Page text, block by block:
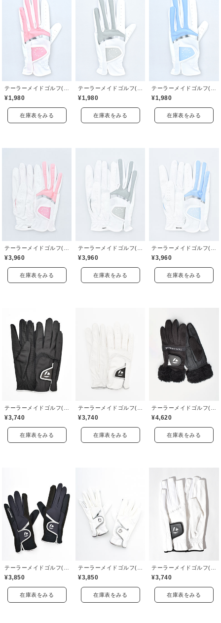
¥1,980
在庫表をみる
¥1,980
在庫表をみる
¥1,980
在庫表をみる
¥3,960
在庫表をみる
¥3,960
在庫表をみる
¥3,960
在庫表をみる
¥3,740
在庫表をみる
¥3,740
在庫表をみる
¥4,620
在庫表をみる
テーラーメイドゴルフ(TaylorMade Golf)
¥3,850
在庫表をみる
テーラーメイドゴルフ(TaylorMade Golf)
¥3,850
在庫表をみる
テーラーメイドゴルフ(TaylorMade Golf)
¥3,740
在庫表をみる